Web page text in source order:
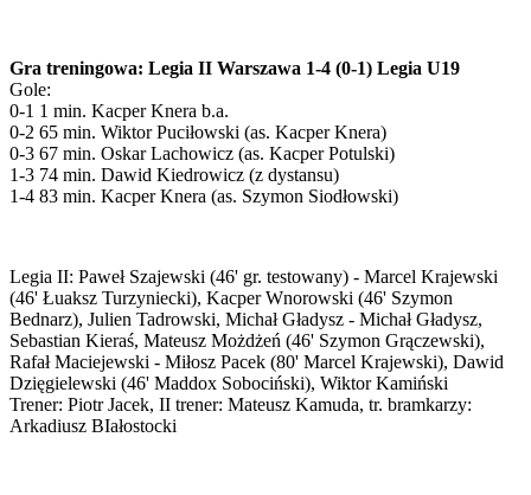
Gra treningowa: Legia II Warszawa 1-4 (0-1) Legia U19
Gole:
0-1 1 min. Kacper Knera b.a.
0-2 65 min. Wiktor Puciłowski (as. Kacper Knera)
0-3 67 min. Oskar Lachowicz (as. Kacper Potulski)
1-3 74 min. Dawid Kiedrowicz (z dystansu)
1-4 83 min. Kacper Knera (as. Szymon Siodłowski)
Legia II: Paweł Szajewski (46' gr. testowany) - Marcel Krajewski
(46' Łuaksz Turzyniecki), Kacper Wnorowski (46' Szymon
Bednarz), Julien Tadrowski, Michał Gładysz - Michał Gładysz,
Sebastian Kieraś, Mateusz Możdżeń (46' Szymon Grączewski),
Rafał Maciejewski - Miłosz Pacek (80' Marcel Krajewski), Dawid
Dzięgielewski (46' Maddox Sobociński), Wiktor Kamiński
Trener: Piotr Jacek, II trener: Mateusz Kamuda, tr. bramkarzy:
Arkadiusz BIałostocki